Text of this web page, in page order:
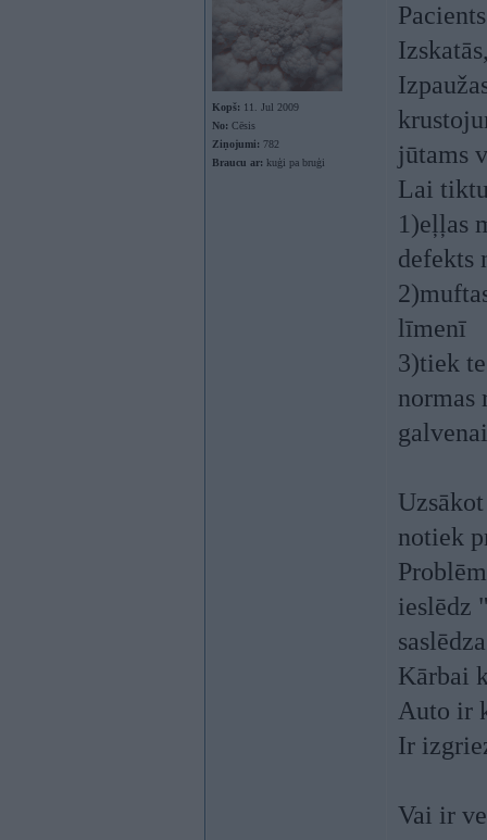
Kopš: 11. Jul 2009
No: Cēsis
Ziņojumi: 782
Braucu ar: kuģi pa bruģi
jūtams
Lai
1)eļļas
defekts
līmenī
3)tiek
normas
notiek
ieslēdz
Kārbai
Auto ir
Ir
Vai ir